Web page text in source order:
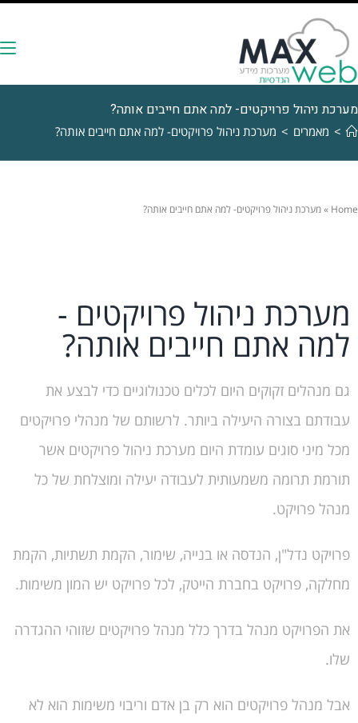
מערכת ניהול פרויקטים- למה אתם חייבים אותה?
> מאמרים > מערכת ניהול פרויקטים- למה אתם חייבים אותה?
Home
»מערכת ניהול פרויקטים- למה אתם חייבים אותה?
מערכת ניהול פרויקטים -
למה אתם חייבים אותה?
גם מנהלים זקוקים היום לכלים טכנולוגיים כדי לבצע את
עבודתם בצורה היעילה ביותר. לרשותם של מנהלי פרויקטים
מכל מיני סוגים עומדת היום מערכת ניהול פרויקטים אשר
תורמת תרומה משמעותית לעבודה יעילה ומוצלחת של כל
מנהל פרויקט.
פרויקט נדל"ן, הנדסה או בנייה, שימור, הקמת תשתיות, הקמת
מחלקה, פרויקט בחברת הייטק, לכל פרויקט יש המון משימות.
את הפרויקט מנהל בדרך כלל מנהל פרויקטים שזוהי ההגדרה
שלו.
אבל מנהל פרויקטים הוא רק בן אדם וריבוי משימות הוא לא